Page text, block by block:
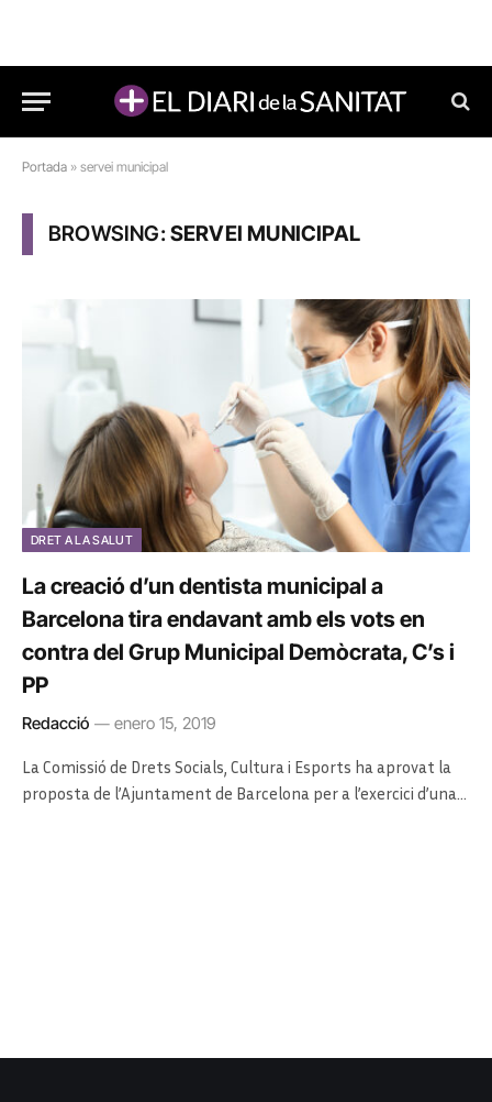
Portada » servei municipal
BROWSING:SERVEI MUNICIPAL
DRET A LA SALUT
La creació d’un dentista municipal a
Barcelona tira endavant amb els vots en
contra del Grup Municipal Demòcrata, C’s i
PP
Redacció enero 15, 2019
La Comissió de Drets Socials, Cultura i Esports ha aprovat la
proposta de l’Ajuntament de Barcelona per a l’exercici d’una…